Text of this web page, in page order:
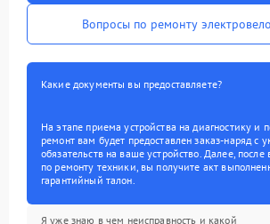
Вопросы по ремонту
Какие документы вы предоставляете?
На этапе приема устройства на диагностику и
ремонт вам будет предоставлен заказ-наряд с
обязательств на ваше устройство. Далее,
по ремонту техники, вы получите акт
гарантийный талон.
Я уже знаю в чем неисправность и какой